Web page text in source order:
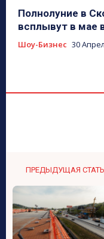
Полнолуние в
всплывут в мае
Шоу-Бизнес 30
ПРЕДЫДУЩАЯ